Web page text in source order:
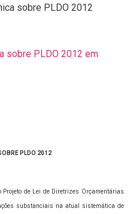
sobre PLDO 2012
sobre PLDO 2012 em
PLDO 2012
de Lei de Diretrizes Orçamentárias
substanciais na atual sistemática de